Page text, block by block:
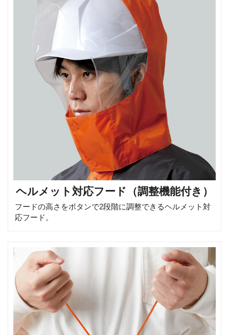
ヘルメット対応フード（調整機能付き）
フードの高さをボタンで2段階に調整できるヘルメット対
応フード。